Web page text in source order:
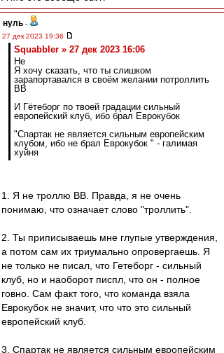
нуль -
27 дек 2023 19:36
Squabbler » 27 дек 2023 16:06
Не
Я хочу сказать, что ты слишком
зарапортавался в своём желании потроллить
ВВ
И Гётеборг по твоей градации сильный
европейский клуб, ибо брал Еврокубок
"Спартак не является сильным европейским
клубом, ибо не брал Еврокубок " - галимая
хуйня
1. Я не троллю ВВ. Правда, я не очень
понимаю, что означает слово "троллить".
2. Ты приписываешь мне глупые утверждения,
а потом сам их триумально опровергаешь. Я
не только не писал, что Гетеборг - сильный
клуб, но и наоборот писпл, что он - полное
говно. Сам факт того, что команда взяла
Еврокубок не значит, что что это сильный
европейский клуб.
3. Спартак не является сильным европейским